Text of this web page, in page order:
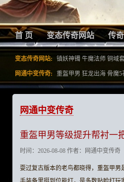
首 页 变态传奇网站 传
变态传奇网站: 镇妖神镯 牛魔法师 铜域
网通中变传奇: 重盔甲男 狂龙出海 骨魔5
网通中变传奇
重盔甲男等级提升帮衬一
时间：2026-08-08 作者：网通中变传奇
耍过复古版本的老鸟都晓得，重盔甲